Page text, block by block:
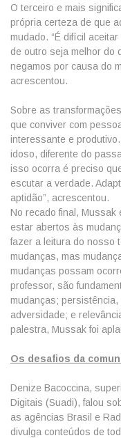
O terceiro e mais
própria certeza de que
mudado. “É difícil
de outro seja melhor do
negamos por causa do
acrescentou.
Sobre as
que conviver com
interessante e
idoso, diferente do
isso ocorra é preciso
escutar a verdade.
aptidão”, acrescentou.
No recado final, Mussak
estar abertos às
fazer a leitura do nosso
mudanças, mas
mudanças possam
professor, são
mudanças;
adversidade; e
palestra, Mussak foi
Os desafios da
Denize Bacoccina,
Digitais (Suadi), falou
as agências Brasil e
divulga conteúdos de